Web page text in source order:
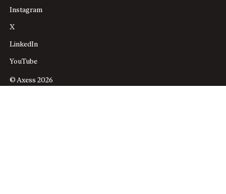
Instagram
X
LinkedIn
YouTube
© Axess 2026